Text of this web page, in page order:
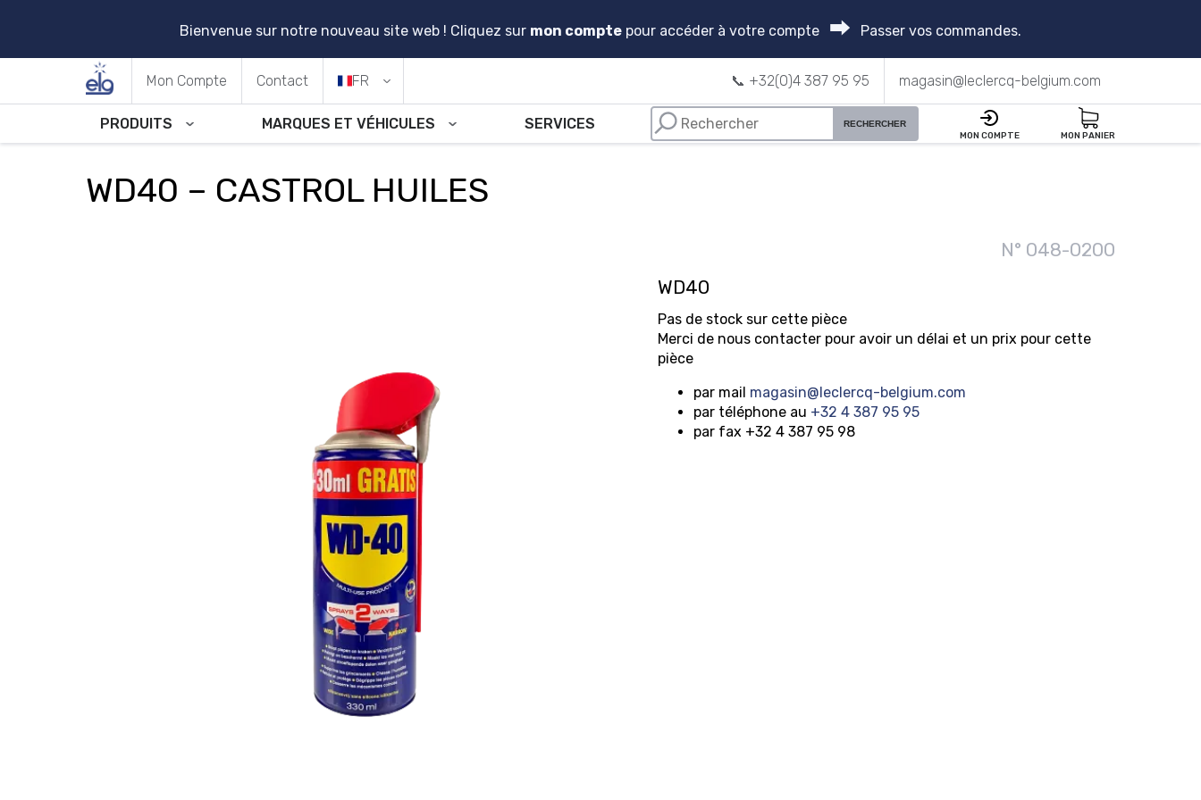
Bienvenue sur notre nouveau site web ! Cliquez sur mon comptepour accéder à votre compte ⮕ Passer vos commandes.
Mon Compte Contact FR 📞 +32(0)4 387 95 95 magasin@leclercq-belgium.com
PRODUITS MARQUES ET VÉHICULES SERVICES
RECHERCHER
MON COMPTE
MON PANIER
WD40 – CASTROL HUILES
N° 048-0200
WD40
Pas de stock sur cette pièce
Merci de nous contacter pour avoir un délai et un prix pour cette
pièce
par mail magasin@leclercq-belgium.com
par téléphone au +32 4 387 95 95
par fax +32 4 387 95 98